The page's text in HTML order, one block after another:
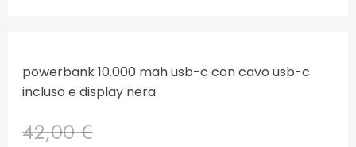
powerbank 10.000 mah usb-c con cavo usb-c
incluso e display nera
42,00 €